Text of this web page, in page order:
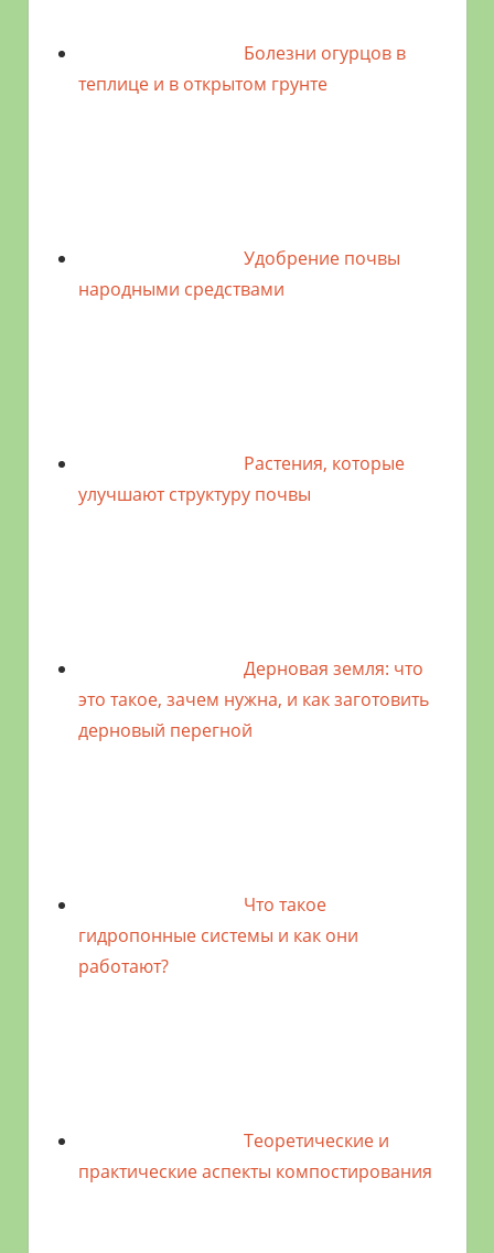
Болезни огурцов в
теплице и в открытом грунте
Удобрение почвы
народными средствами
Растения, которые
улучшают структуру почвы
Дерновая земля: что
это такое, зачем нужна, и как заготовить
дерновый перегной
Что такое
гидропонные системы и как они
работают?
Теоретические и
практические аспекты компостирования